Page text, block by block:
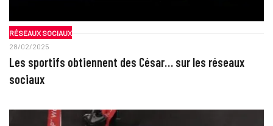
RÉSEAUX SOCIAUX
28/02/2025
Les sportifs obtiennent des César… sur les réseaux
sociaux